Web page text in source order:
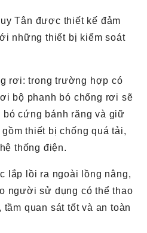
Tân được thiết kế đảm
những thiết bị kiểm soát
rơi: trong trường hợp có
bộ phanh bó chống rơi sẽ
bó cứng bánh răng và giữ
thiết bị chống quá tải,
thống điện.
lắp lồi ra ngoài lồng nâng,
người sử dụng có thể thao
quan sát tốt và an toàn